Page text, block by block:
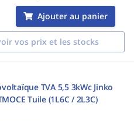
Ajouter au panier
vos prix et les stocks
TVA 5,5 3kWc Jinko
Tuile (1L6C / 2L3C)